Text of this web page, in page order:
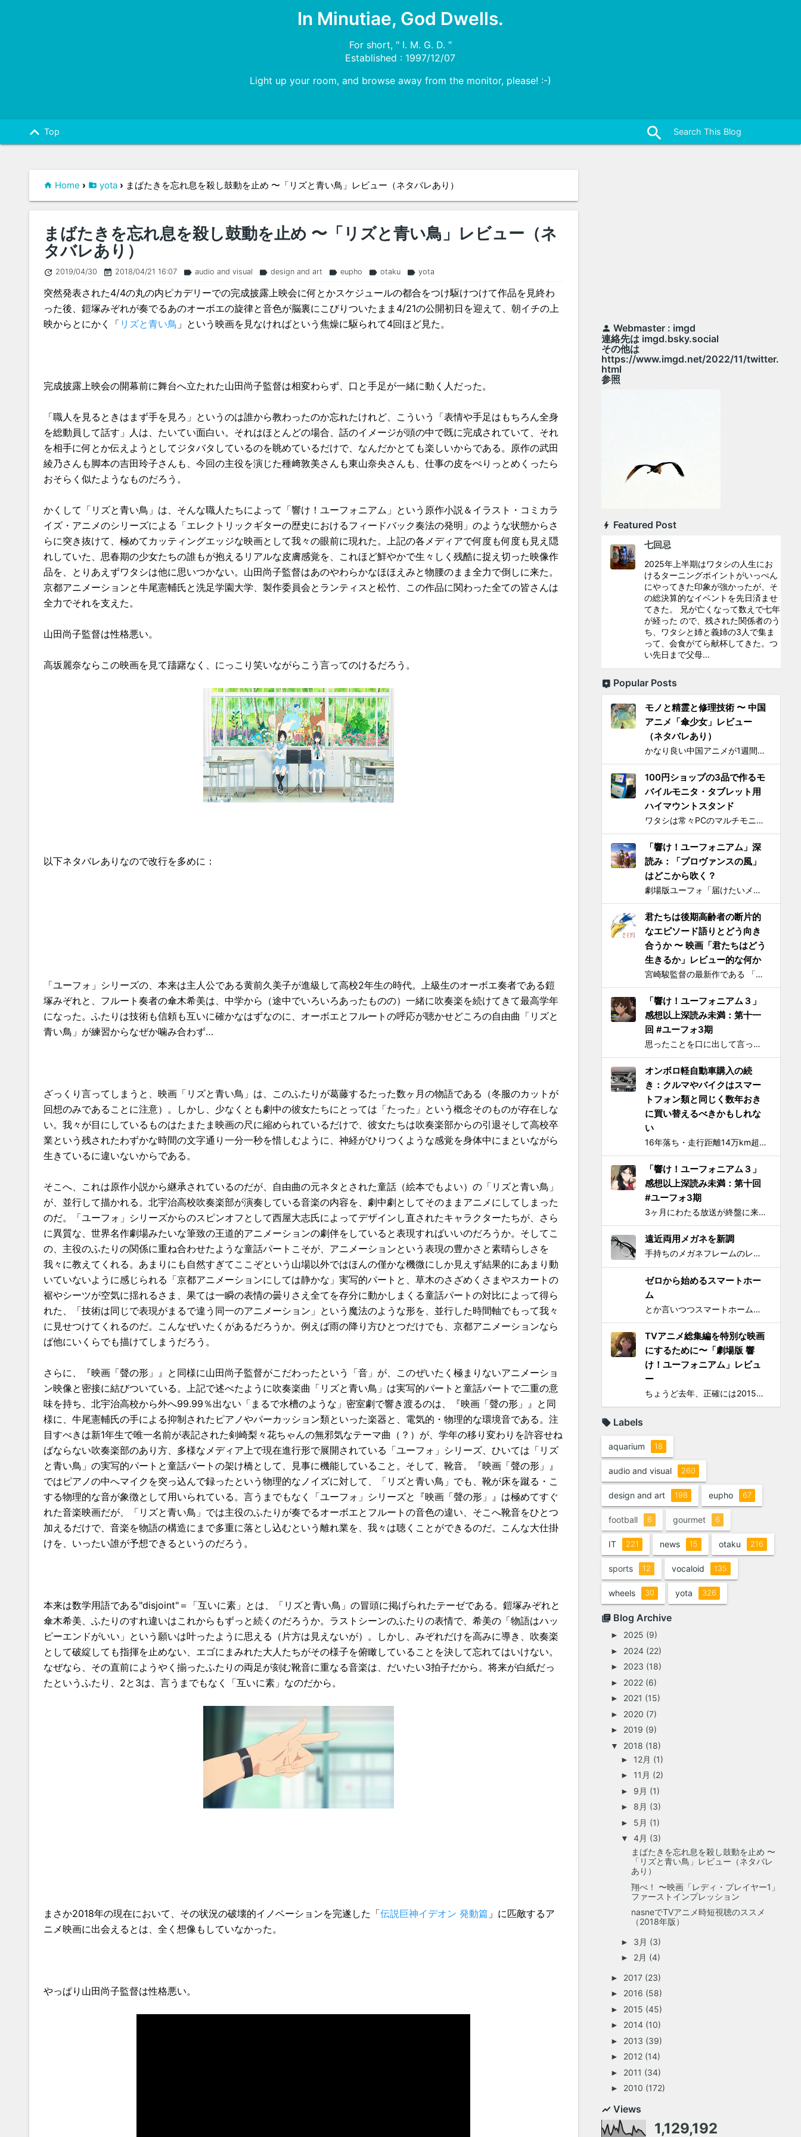
In Minutiae, God Dwells.
For short, " I. M. G. D. "
Established : 1997/12/07
Light up your room, and browse away from the monitor, please! :-)
keyboard_arrow_up Top search
Home › yota › まばたきを忘れ息を殺し鼓動を止め 〜「リズと青い鳥」レビュー（ネタバレあり）
まばたきを忘れ息を殺し鼓動を止め 〜「リズと青い鳥」レビュー（ネ
タバレあり）
update 2019/04/30 event_note 2018/04/21 16:07 label audio and visual label design and art label eupho label otaku label yota
突然発表された4/4の丸の内ピカデリーでの完成披露上映会に何とかスケジュールの都合をつけ駆けつけて作品を見終わ
った後、鎧塚みぞれが奏でるあのオーボエの旋律と音色が脳裏にこびりついたまま4/21の公開初日を迎えて、朝イチの上
映からとにかく「 リズと青い鳥 」という映画を見なければという焦燥に駆られて4回ほど見た。
完成披露上映会の開幕前に舞台へ立たれた山田尚子監督は相変わらず、口と手足が一緒に動く人だった。
「職人を見るときはまず手を見ろ」というのは誰から教わったのか忘れたけれど、こういう「表情や手足はもちろん全身
を総動員して話す」人は、たいてい面白い。それはほとんどの場合、話のイメージが頭の中で既に完成されていて、それ
を相手に何とか伝えようとしてジタバタしているのを眺めているだけで、なんだかとても楽しいからである。原作の武田
綾乃さんも脚本の吉田玲子さんも、今回の主役を演じた種﨑敦美さんも東山奈央さんも、仕事の皮をぺりっとめくったら
おそらく似たようなものだろう。
かくして「リズと青い鳥」は、そんな職人たちによって「響け！ユーフォニアム」という原作小説＆イラスト・コミカラ
イズ・アニメのシリーズによる「エレクトリックギターの歴史におけるフィードバック奏法の発明」のような状態からさ
らに突き抜けて、極めてカッティングエッジな映画として我々の眼前に現れた。上記の各メディアで何度も何度も見え隠
れしていた、思春期の少女たちの誰もが抱えるリアルな皮膚感覚を、これほど鮮やかで生々しく残酷に捉え切った映像作
品を、とりあえずワタシは他に思いつかない。山田尚子監督はあのやわらかなほほえみと物腰のまま全力で倒しに来た。
京都アニメーションと牛尾憲輔氏と洗足学園大学、製作委員会とランティスと松竹、この作品に関わった全ての皆さんは
全力でそれを支えた。
山田尚子監督は性格悪い。
高坂麗奈ならこの映画を見て躊躇なく、にっこり笑いながらこう言ってのけるだろう。
以下ネタバレありなので改行を多めに：
「ユーフォ」シリーズの、本来は主人公である黄前久美子が進級して高校2年生の時代。上級生のオーボエ奏者である鎧
塚みぞれと、フルート奏者の傘木希美は、中学から（途中でいろいろあったものの）一緒に吹奏楽を続けてきて最高学年
になった。ふたりは技術も信頼も互いに確かなはずなのに、オーボエとフルートの呼応が聴かせどころの自由曲「リズと
青い鳥」が練習からなぜか噛み合わず…
ざっくり言ってしまうと、映画「リズと青い鳥」は、このふたりが葛藤するたった数ヶ月の物語である（冬服のカットが
回想のみであることに注意）。しかし、少なくとも劇中の彼女たちにとっては「たった」という概念そのものが存在しな
い。我々が目にしているものはたまたま映画の尺に縮められているだけで、彼女たちは吹奏楽部からの引退そして高校卒
業という残されたわずかな時間の文字通り一分一秒を惜しむように、神経がひりつくような感覚を身体中にまといながら
生きているに違いないからである。
そこへ、これは原作小説から継承されているのだが、自由曲の元ネタとされた童話（絵本でもよい）の「リズと青い鳥」
が、並行して描かれる。北宇治高校吹奏楽部が演奏している音楽の内容を、劇中劇としてそのままアニメにしてしまった
のだ。「ユーフォ」シリーズからのスピンオフとして西屋大志氏によってデザインし直されたキャラクターたちが、さら
に異質な、世界名作劇場みたいな筆致の王道的アニメーションの劇伴をしていると表現すればいいのだろうか。そしてこ
の、主役のふたりの関係に重ね合わせたような童話パートこそが、アニメーションという表現の豊かさと素晴らしさを
我々に教えてくれる。あまりにも自然すぎてここぞという山場以外ではほんの僅かな機微にしか見えず結果的にあまり動
いていないように感じられる「京都アニメーションにしては静かな」実写的パートと、草木のさざめくさまやスカートの
裾やシーツが空気に揺れるさま、果ては一瞬の表情の曇りさえ全てを存分に動かしまくる童話パートの対比によって得ら
れた、「技術は同じで表現がまるで違う同一のアニメーション」という魔法のような形を、並行した時間軸でもって我々
に見せつけてくれるのだ。こんなぜいたくがあるだろうか。例えば雨の降り方ひとつだけでも、京都アニメーションなら
ば他にいくらでも描けてしまうだろう。
さらに、『映画「聲の形」』と同様に山田尚子監督がこだわったという「音」が、このぜいたく極まりないアニメーショ
ン映像と密接に結びついている。上記で述べたように吹奏楽曲「リズと青い鳥」は実写的パートと童話パートで二重の意
味を持ち、北宇治高校から外へ99.99％出ない「まるで水槽のような」密室劇で響き渡るのは、『映画「聲の形」』と同
様に、牛尾憲輔氏の手による抑制されたピアノやパーカッション類といった楽器と、電気的・物理的な環境音である。注
目すべきは新1年生で唯一名前が表記された剣崎梨々花ちゃんの無邪気なテーマ曲（？）が、学年の移り変わりを許容せね
ばならない吹奏楽部のあり方、多様なメディア上で現在進行形で展開されている「ユーフォ」シリーズ、ひいては「リズ
と青い鳥」の実写的パートと童話パートの架け橋として、見事に機能していること。そして、靴音。『映画「聲の形」』
ではピアノの中へマイクを突っ込んで録ったという物理的なノイズに対して、「リズと青い鳥」でも、靴が床を蹴る・こ
する物理的な音が象徴として用いられている。言うまでもなく「ユーフォ」シリーズと『映画「聲の形」』は極めてすぐ
れた音楽映画だが、「リズと青い鳥」では主役のふたりが奏でるオーボエとフルートの音色の違い、そこへ靴音をひとつ
加えるだけで、音楽を物語の構造にまで多重に落とし込むという離れ業を、我々は聴くことができるのだ。こんな大仕掛
けを、いったい誰が予想できるというのだろう。
本来は数学用語である"disjoint"＝「互いに素」とは、「リズと青い鳥」の冒頭に掲げられたテーゼである。鎧塚みぞれと
傘木希美、ふたりのすれ違いはこれからもずっと続くのだろうか。ラストシーンのふたりの表情で、希美の「物語はハッ
ピーエンドがいい」という願いは叶ったように思える（片方は見えないが）。しかし、みぞれだけを高みに導き、吹奏楽
として破綻しても指揮を止めない、エゴにまみれた大人たちがその様子を俯瞰していることを決して忘れてはいけない。
なぜなら、その直前にようやく揃ったふたりの両足が刻む靴音に重なる音楽は、だいたい3拍子だから。将来が白紙だっ
たというふたり、2と3は、言うまでもなく「互いに素」なのだから。
まさか2018年の現在において、その状況の破壊的イノベーションを完遂した「伝説巨神イデオン 発動篇 」に匹敵するア
ニメ映画に出会えるとは、全く想像もしていなかった。
やっぱり山田尚子監督は性格悪い。
Webmaster : imgd
連絡先は imgd.bsky.social
その他は
https://www.imgd.net/2022/11/twitter.
html
参照
Featured Post
七回忌
2025年上半期はワタシの人生にお
けるターニングポイントがいっぺん
にやってきた印象が強かったが、そ
の総決算的なイベントを先日済ませ
てきた。 兄が亡くなって数えで七年
が経った ので、残された関係者のう
ち、ワタシと姉と義姉の3人で集ま
って、会食がてら献杯してきた。つ
い先日まで父母...
Popular Posts
モノと精霊と修理技術 〜 中国
アニメ「傘少女」レビュー
（ネタバレあり）
かなり良い中国アニメが1週間限定で上映されるとSNS上で見かけ、それがたまたま通勤圏内の映画館だったし、なにより「 羅小黒戦記 」で食らった衝撃を忘れることはできないので、 映画『傘少女 ー精霊たちの物語ー』 を見てきた。 いかにも中国アニメと思わせるプロローグからタイトルが...
100円ショップの3品で作るモ
バイルモニタ・タブレット用
ハイマウントスタンド
ワタシは常々PCのマルチモニタは横に並べるのではなく縦に積み重ねろと主張してきたわけですが 📺📺 ← こうじゃなくて 📺 ← 📺 ← こう！ ノートPCの画面上部にモバイルモニター・タブレットをこのように配置するスタンドを探しても一長一短なので、100円ショ...
「響け！ユーフォニアム」深
読み：「プロヴァンスの風」
はどこから吹く？
劇場版ユーフォ「届けたいメロディ」 の上映が落ち着いてきたので、そろそろ久美子が高校1年生時代の話をするのもおしまいにする頃合いと見て小ネタを投下。 原作小説とは違ってアニメ版では、課題曲：「プロヴァンスの風」、自由曲「三日月の舞」となっているのは皆さんご存知の通り。「...
君たちは後期高齢者の断片的
なエピソード語りとどう向き
合うか 〜 映画「君たちはどう
生きるか」レビュー的な何か
宮崎駿監督の最新作である 「君たちはどう生きるか」 を、封切初日のちょうど先週に見た。 個人的には、アニメとしては楽しめたけど物語はつまらないと感じた。エンドクレジットのプロデューサー欄に実の息子である宮崎吾朗氏の名前が載ってて最悪とも思ったりしたのだが、見た直後に呟いたこと...
「響け！ユーフォニアム３」
感想以上深読み未満：第十一
回 #ユーフォ3期
思ったことを口に出して言ってしまう、我らが失言王たる黄前久美子がまたもやブチかましてくれました。 「変ですよね、学校の吹奏楽って」 リアルな吹奏楽の世界では一種の禁句めいた話題らしいところまで切り込んでくるあたり、ユーフォ3の覚悟の程が再確認できます。 それはともかく久...
オンボロ軽自動車購入の続
き：クルマやバイクはスマー
トフォン類と同じく数年おき
に買い替えるべきかもしれな
い
16年落ち・走行距離14万km超の中古の軽自動車、2006年式スズキKeiワークス（HN22S型）の2WD・MT版を買った のが1ヶ月とちょっと前、あれこれと手を加えては都度Twitterに報告していたが、購入当初に予定していたモデファイがだいたい落ち着いたので中間報告と、いじっ...
「響け！ユーフォニアム３」
感想以上深読み未満：第十回
#ユーフォ3期
3ヶ月にわたる放送が終盤に来てさらに重みを増して、それをどう自分なりに消化してテキストとして残せばいいかを考えてたら数週間が経過してました。難関である関西大会を前に北宇治高校吹奏楽部とその部長でひとりのユーフォニアム奏者でもある黄前久美子という人物に「史上最大の危機」が訪れたのが...
遠近両用メガネを新調
手持ちのメガネフレームのレンズを現在の視力に合わせて総入れ替えしてから気になり始めた手元を見るときの違和感が特にこの1年で増したので、思い切って遠近両用メガネを新調した。要するにアラフィフにふさわしく老眼が進んで近くが見えづらくなったので、道具でサポートせねばならなくなったわけで...
ゼロから始めるスマートホー
ム
とか言いつつスマートホームとかIoTってよく知らんけど、おもしろ電気小物を活用して家電生活をもっとエンジョイしちゃおう！というわけで初歩的なものからIT系ガジェットまで一気に紹介して使い方の提案をしようと思う。 0）アナログ的なもの：リモコンコンセント、タイマーつきコンセント...
TVアニメ総集編を特別な映画
にするために〜「劇場版 響
け！ユーフォニアム」レビュ
ー
ちょうど去年、正確には2015年の4〜6月に地上波放映されたTVシリーズアニメ「響け！ユーフォニアム」（以下TV版）に思いっきりハマって遂には舞台となった宇治への「聖地巡礼」まで敢行してしまったのは、このブログでご報告してきた通り。過去のあれこれを知りたい方は以下をどうぞ： ...
Labels
aquarium 18
audio and visual 260
design and art 198 eupho 67
football 6 gourmet 6
IT 221 news 15 otaku 216
sports 12 vocaloid 135
wheels 30 yota 326
Blog Archive
► 2025 (9)
► 2024 (22)
► 2023 (18)
► 2022 (6)
► 2021 (15)
► 2020 (7)
► 2019 (9)
▼ 2018 (18)
► 12月 (1)
► 11月 (2)
► 9月 (1)
► 8月 (3)
► 5月 (1)
▼ 4月 (3)
まばたきを忘れ息を殺し鼓動を止め 〜
「リズと青い鳥」レビュー（ネタバレ
あり）
翔べ！ 〜映画「レディ・プレイヤー1」
ファーストインプレッション
nasneでTVアニメ時短視聴のススメ
（2018年版）
► 3月 (3)
► 2月 (4)
► 2017 (23)
► 2016 (58)
► 2015 (45)
► 2014 (10)
► 2013 (39)
► 2012 (14)
► 2011 (34)
► 2010 (172)
Views
1,129,192